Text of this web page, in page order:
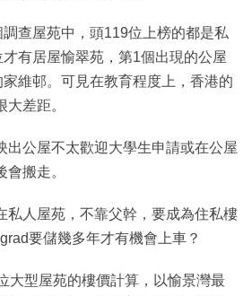
查屋苑中，頭119位上榜的都是私
有居屋愉翠苑，第1個出現的公屋
維邨。可見在教育程度上，香港的
差距。
出公屋不太歡迎大學生申請或在公屋
搬走。
私人屋苑，不靠父幹，要成為住私樓
要儲幾多年才有機會上車？
大型屋苑的樓價計算，以愉景灣最